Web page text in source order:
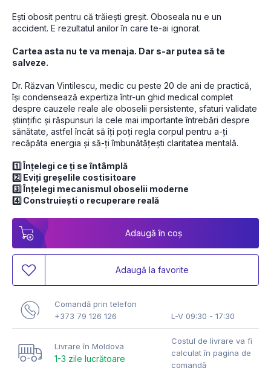
Ești obosit pentru că trăiești greșit. Oboseala nu e un
accident. E rezultatul anilor în care te-ai ignorat.
Cartea asta nu te va menaja. Dar s-ar putea să te
salveze.
Dr. Răzvan Vintilescu, medic cu peste 20 de ani de practică,
își condensează expertiza într-un ghid medical complet
despre cauzele reale ale oboselii persistente, sfaturi validate
științific și răspunsuri la cele mai importante întrebări despre
sănătate, astfel încât să îți poți regla corpul pentru a-ți
recăpăta energia și să-ți îmbunătățești claritatea mentală.
1️⃣ Înțelegi ce ți se întâmplă
2️⃣ Eviți greșelile costisitoare
3️⃣ Înțelegi mecanismul oboselii moderne
4️⃣ Construiești o recuperare reală
Adaugă în coș
Adaugă la favorite
Comandă prin telefon
+373 79 126 126
L-V 09:30 - 17:30
Livrare în Moldova
1-3 zile lucrătoare
Costul de livrare va fi
calculat în pagina de
comandă